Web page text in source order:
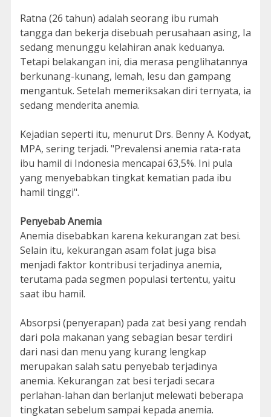
Ratna (26 tahun) adalah seorang ibu rumah
tangga dan bekerja disebuah perusahaan asing, Ia
sedang menunggu kelahiran anak keduanya.
Tetapi belakangan ini, dia merasa penglihatannya
berkunang-kunang, lemah, lesu dan gampang
mengantuk. Setelah memeriksakan diri ternyata, ia
sedang menderita anemia.
Kejadian seperti itu, menurut Drs. Benny A. Kodyat,
MPA, sering terjadi. "Prevalensi anemia rata-rata
ibu hamil di Indonesia mencapai 63,5%. Ini pula
yang menyebabkan tingkat kematian pada ibu
hamil tinggi".
Penyebab Anemia
Anemia disebabkan karena kekurangan zat besi.
Selain itu, kekurangan asam folat juga bisa
menjadi faktor kontribusi terjadinya anemia,
terutama pada segmen populasi tertentu, yaitu
saat ibu hamil.
Absorpsi (penyerapan) pada zat besi yang rendah
dari pola makanan yang sebagian besar terdiri
dari nasi dan menu yang kurang lengkap
merupakan salah satu penyebab terjadinya
anemia. Kekurangan zat besi terjadi secara
perlahan-lahan dan berlanjut melewati beberapa
tingkatan sebelum sampai kepada anemia.